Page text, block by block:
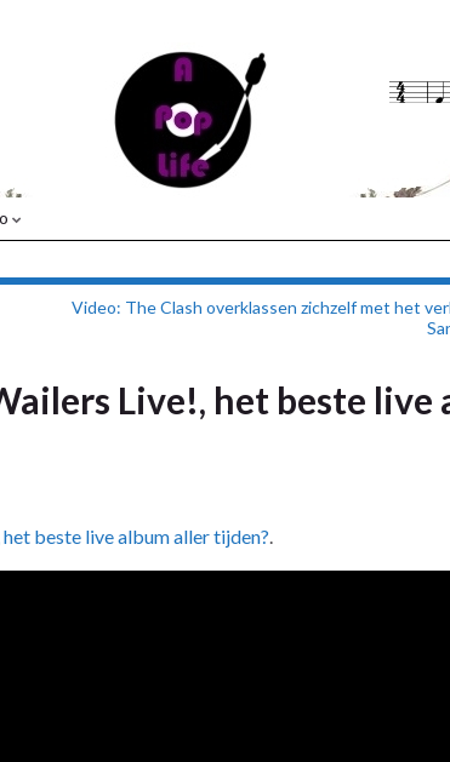
Video: The Clash overklassen zichzelf met het
Live!, het beste live
beste live album aller tijden?.